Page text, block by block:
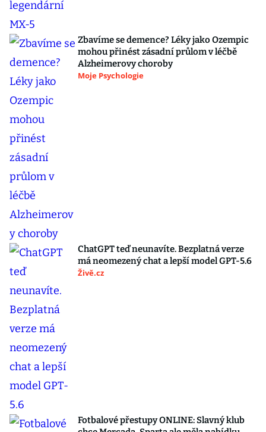
Zbavíme se demence? Léky jako Ozempic
mohou přinést zásadní průlom v léčbě
Alzheimerovy choroby
Moje Psychologie
ChatGPT teď neunavíte. Bezplatná verze
má neomezený chat a lepší model GPT-5.6
Živě.cz
Fotbalové přestupy ONLINE: Slavný klub